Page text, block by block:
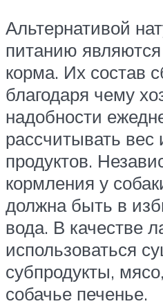
Альтернативой
питанию
корма. Их состав
благодаря чему
надобности
рассчитывать вес
продуктов.
кормления у
должна быть в
вода. В качестве
использоваться
субпродукты,
собачье печенье.